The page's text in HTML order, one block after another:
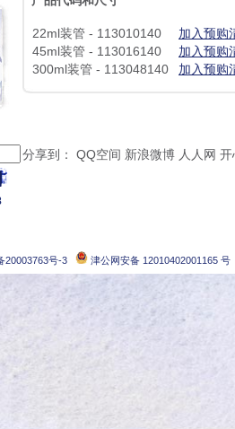
22ml装管 - 113010140
加入预购
45ml装管 - 113016140
加入预购
300ml装管 - 113048140
加入预购
分享到： QQ空间 新浪微博 人人网 开
20003763号-3 津公网安备 12010402001165 号